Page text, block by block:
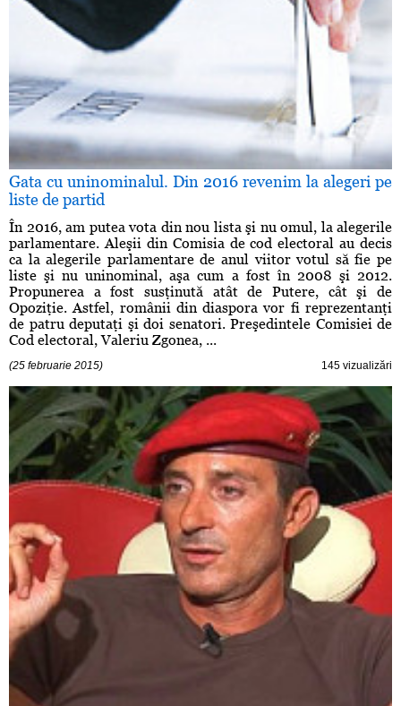
Gata cu uninominalul. Din 2016 revenim la alegeri pe
liste de partid
În 2016, am putea vota din nou lista şi nu omul, la alegerile
parlamentare. Aleşii din Comisia de cod electoral au decis
ca la alegerile parlamentare de anul viitor votul să fie pe
liste şi nu uninominal, aşa cum a fost în 2008 şi 2012.
Propunerea a fost susţinută atât de Putere, cât şi de
Opoziţie. Astfel, românii din diaspora vor fi reprezentanţi
de patru deputaţi şi doi senatori. Preşedintele Comisiei de
Cod electoral, Valeriu Zgonea, ...
(25 februarie 2015) 145 vizualizări